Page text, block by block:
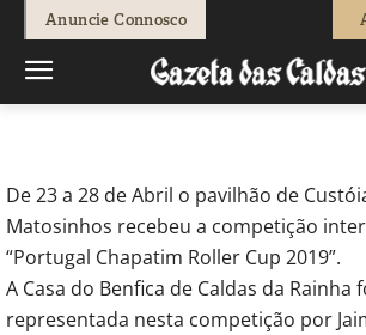
Anuncie Connosco
Redação - 3 de Maio, 2019
De 23 a 28 de Abril o pavilhão de
Matosinhos recebeu a competição
“Portugal Chapatim Roller Cup 2019”.
A Casa do Benfica de Caldas da Rainha
representada nesta competição por